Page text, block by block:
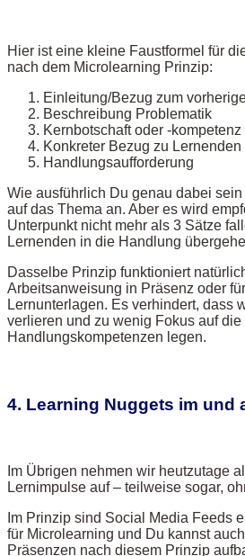
Hier ist eine kleine Faustformel für
nach dem Microlearning Prinzip:
Einleitung/Bezug zum
Beschreibung Problematik
Kernbotschaft oder -kompetenz
Konkreter Bezug zu
Handlungsaufforderung
Wie ausführlich Du genau dabei
auf das Thema an. Aber es wird
Unterpunkt nicht mehr als 3 Sätze
Lernenden in die Handlung
Dasselbe Prinzip funktioniert
Arbeitsanweisung in Präsenz oder
Lernunterlagen. Es verhindert, dass
verlieren und zu wenig Fokus auf die
Handlungskompetenzen legen.
4. Learning Nuggets im und
Im Übrigen nehmen wir heutzutage
Lernimpulse auf – teilweise sogar,
Im Prinzip sind Social Media Feeds
für Microlearning und Du kannst
Präsenzen nach diesem Prinzip